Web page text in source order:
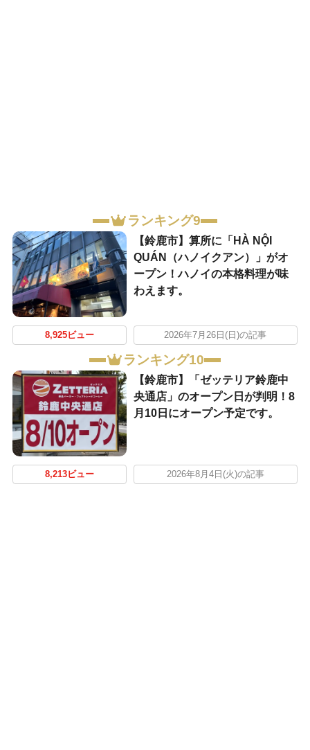
ランキング9
【鈴鹿市】算所に「HÀ NỘI
QUÁN（ハノイクアン）」がオ
ープン！ハノイの本格料理が味
わえます。
8,925ビュー 2026年7月26日(日)の記事
ランキング10
【鈴鹿市】「ゼッテリア鈴鹿中
央通店」のオープン日が判明！8
月10日にオープン予定です。
8,213ビュー 2026年8月4日(火)の記事